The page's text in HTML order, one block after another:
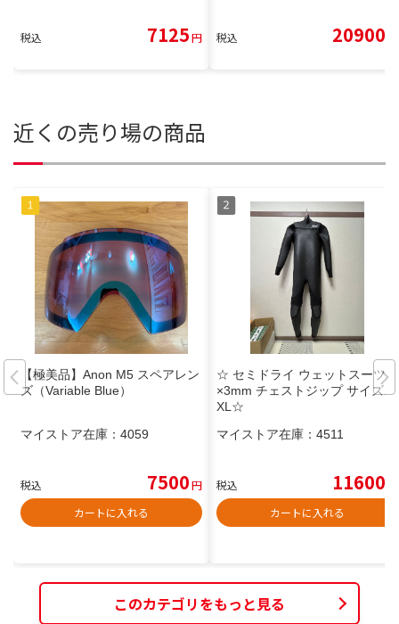
税込 7125円 税込 20900
近くの売り場の商品
【極美品】Anon M5 スペアレン
ズ（Variable Blue）
マイストア在庫： 4059
税込 7500円
カートに入れる
☆ セミドライ ウェットスーツ 5
×3mm チェストジップ サイズX
XL☆
マイストア在庫： 4511
税込 11600
カートに入れる
このカテゴリをもっと見る